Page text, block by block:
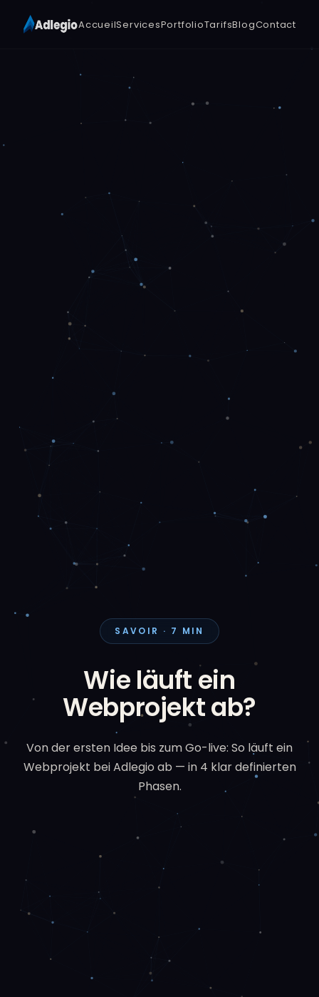
AccueilServicesPortfolioTarifsBlogContact
SAVOIR · 7 MIN
Wie läuft ein
Webprojekt ab?
Von der ersten Idee bis zum Go-live: So läuft ein
Webprojekt bei Adlegio ab — in 4 klar definierten
Phasen.